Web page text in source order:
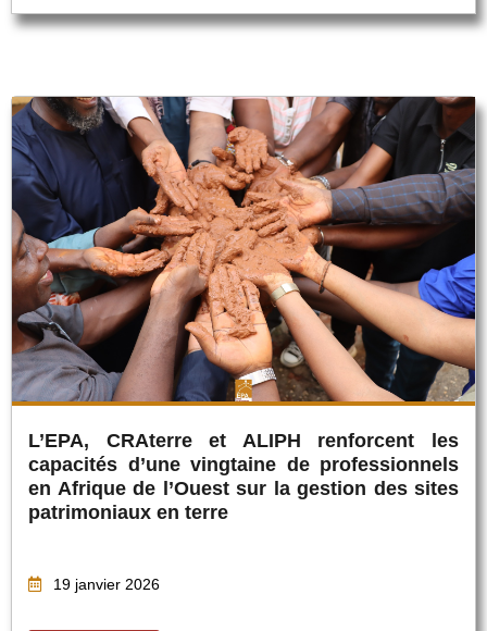
L’EPA, CRAterre et ALIPH renforcent les
capacités d’une vingtaine de professionnels
en Afrique de l’Ouest sur la gestion des sites
patrimoniaux en terre
19 janvier 2026